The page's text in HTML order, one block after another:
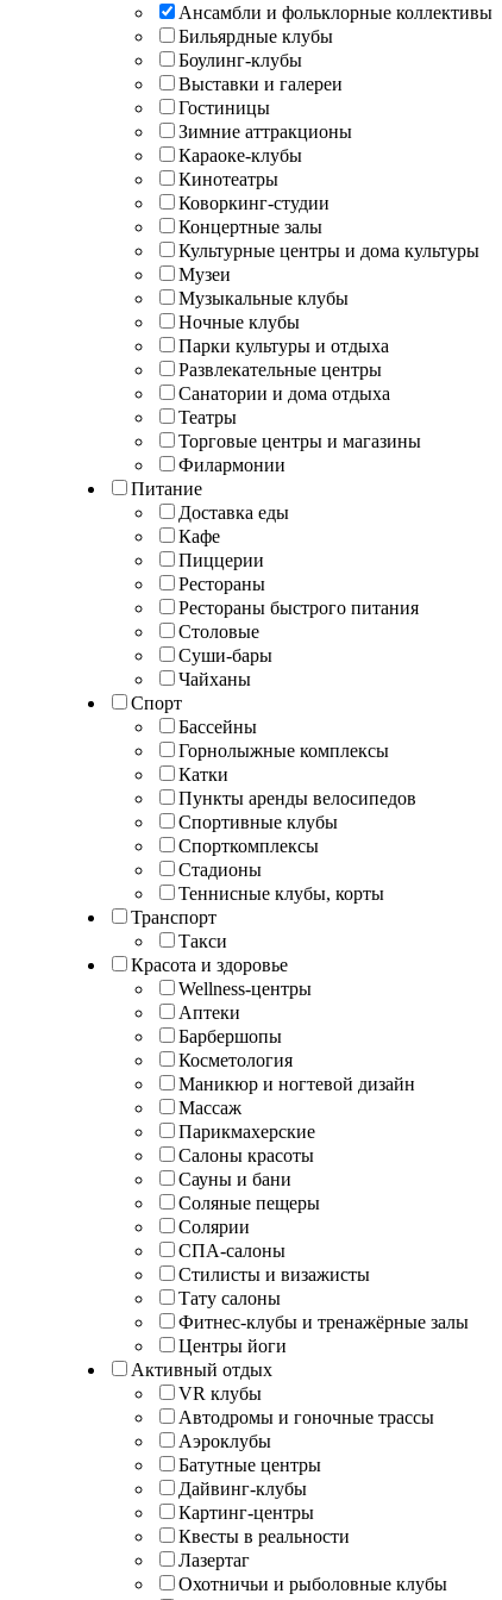
Ансамбли и фольклорные коллективы
Бильярдные клубы
Боулинг-клубы
Выставки и галереи
Гостиницы
Зимние аттракционы
Караоке-клубы
Кинотеатры
Коворкинг-студии
Концертные залы
Культурные центры и дома культуры
Музеи
Музыкальные клубы
Ночные клубы
Парки культуры и отдыха
Развлекательные центры
Санатории и дома отдыха
Театры
Торговые центры и магазины
Филармонии
Питание
Доставка еды
Кафе
Пиццерии
Рестораны
Рестораны быстрого питания
Столовые
Суши-бары
Чайханы
Спорт
Бассейны
Горнолыжные комплексы
Катки
Пункты аренды велосипедов
Спортивные клубы
Спорткомплексы
Стадионы
Теннисные клубы, корты
Транспорт
Такси
Красота и здоровье
Wellness-центры
Аптеки
Барбершопы
Косметология
Маникюр и ногтевой дизайн
Массаж
Парикмахерские
Салоны красоты
Сауны и бани
Соляные пещеры
Солярии
СПА-салоны
Стилисты и визажисты
Тату салоны
Фитнес-клубы и тренажёрные залы
Центры йоги
Активный отдых
VR клубы
Автодромы и гоночные трассы
Аэроклубы
Батутные центры
Дайвинг-клубы
Картинг-центры
Квесты в реальности
Лазертаг
Охотничьи и рыболовные клубы